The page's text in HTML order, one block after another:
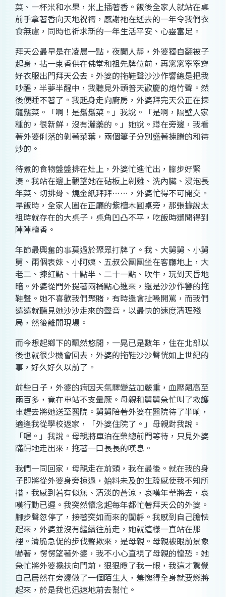
菜、一杯米和水果，米上插著香。飯後全家人就站在桌
前手拿著香向天地祝禱，感謝祂在逝去的一年令我們衣
食無慮，同時也祈求新的一年生活平安、心靈富足。
拜天公最早是在凌晨一點，夜闌人靜，外婆獨自翻被子
起身，拈一束香供在佛堂和祖先牌位前，再窸窸窣窣穿
好衣服出門拜天公去。外婆的拖鞋聲沙沙作響總是把我
吵醒，半夢半醒中，我聽見外頭普天歡慶的炮竹聲。然
後便睡不著了。我起身走向廚房，外婆拜完天公正在揀
龍鬚菜。「啊！是鬚鬚菜。」我說。「是啊，隔壁人家
種的，很新鮮，沒有灑藥的。」她說。蹲在旁邊，我看
著外婆俐落的剝著菜葉，兩個簍子分別盛著揀賸的和待
炒的。
待煮的食物盤盤排在灶上，外婆忙進忙出，腳步好緊
湊。我站在邊上觀望她在砧板上剁雞、洗內臟、浸泡長
年菜、切排骨、燒金紙拜拜…… ，外婆忙得不可開交。
早飯時，全家人圍在正廳的紫檀木圓桌旁，那張據說太
祖時就存在的大桌子，桌角凹凸不平，吃飯時還聞得到
陣陣檀香。
年節最興奮的事莫過於聚眾打牌了。我、大舅舅、小舅
舅、兩個表妹、小阿姨、五叔公團團坐在客廳地上，大
老二、揀紅點、十點半、二十一點、吹牛，玩到天昏地
暗。外婆從門外提著兩桶點心進來，還是沙沙作響的拖
鞋聲。她不喜歡我們聚賭，有時還會扯嗓開罵，而我們
遠遠就聽見她沙沙走來的聲音，以最快的速度清理殘
局，然後離開現場。
而今想起鄉下的飄然悠閒，一晃已是數年，住在北部以
後也就很少機會回去，外婆的拖鞋沙沙聲恍如上世紀的
事，好久好久以前了。
前些日子，外婆的病因天氣驟變益加嚴重，血壓飆高至
兩百多，竟在車站不支暈厥。母親和舅舅急忙叫了救護
車趕去將她送至醫院。舅舅陪著外婆在醫院待了半晌，
適逢我從學校返家，「外婆住院了。」母親對我說。
「喔。」我說。母親將車泊在榮總前門等待，只見外婆
蹣跚地走出來，拖著一口長長的嘆息。
我們一同回家，母親走在前頭，我在最後。就在我的身
子即將從外婆身旁掠過，始料未及的生疏感使我不知所
措，我感到若有似無、清淡的蒼涼，哀嘆年華將去，哀
嘆行動已遲。我突然懷念起每年都忙著拜天公的外婆。
腳步聲忽停了，接著突如而來的闃靜。我感到自己膽怯
起來，外婆並沒有繼續往前走，她就這樣一直站在那
裡。清脆急促的步伐聲欺來，是母親。母親被眼前景象
嚇著，愣愣望著外婆，我不小心直視了母親的惶恐。她
急忙將外婆攙扶向門前，狠狠瞪了我一眼，我這才驚覺
自己居然在旁邊做了一個陌生人，羞愧得全身就要燃將
起來，於是我也迅速地前去幫忙。